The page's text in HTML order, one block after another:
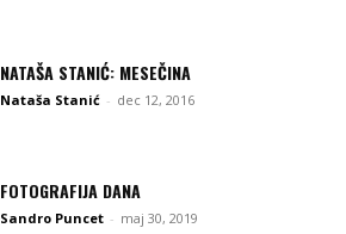
NATAŠA STANIĆ: MESEČINA
Nataša Stanić - dec 12, 2016
FOTOGRAFIJA DANA
Sandro Puncet - maj 30, 2019